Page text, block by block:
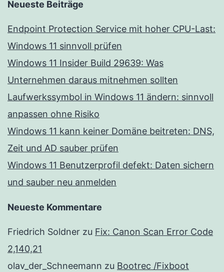
Neueste Beiträge
Endpoint Protection Service mit hoher CPU-Last:
Windows 11 sinnvoll prüfen
Windows 11 Insider Build 29639: Was
Unternehmen daraus mitnehmen sollten
Laufwerkssymbol in Windows 11 ändern: sinnvoll
anpassen ohne Risiko
Windows 11 kann keiner Domäne beitreten: DNS,
Zeit und AD sauber prüfen
Windows 11 Benutzerprofil defekt: Daten sichern
und sauber neu anmelden
Neueste Kommentare
Friedrich Soldner zu Fix: Canon Scan Error Code
2,140,21
olav_der_Schneemann zu Bootrec /Fixboot